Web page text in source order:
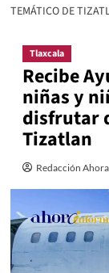
TEMÁTICO DE
Tlaxcala
Recibe
niñas y
disfrutar
Tizatlan
Redacción